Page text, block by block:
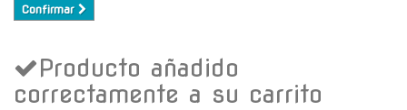
Contacto
Envío gratis a C.A.B.A. a
partir de $30000
Confirmar
Producto añadido
correctamente a su carrito